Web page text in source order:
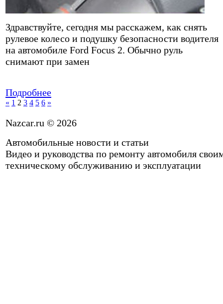
Здравствуйте, сегодня мы расскажем, как снять
рулевое колесо и подушку безопасности водителя
на автомобиле Ford Focus 2. Обычно руль
снимают при замен
Подробнее
« 1 2 3 4 5 6 »
Nazcar.ru © 2026
Автомобильные новости и статьи
Видео и руководства по ремонту автомобиля
техническому обслуживанию и эксплуатации